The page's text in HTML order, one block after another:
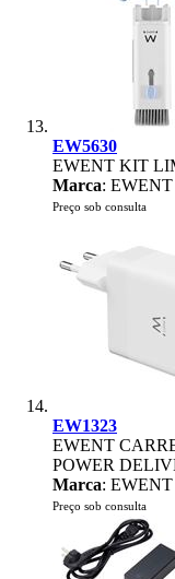
EW5630
EWENT KIT
Marca: EWENT
Preço sob consulta
EW1323
EWENT
POWER
Marca: EWENT
Preço sob consulta